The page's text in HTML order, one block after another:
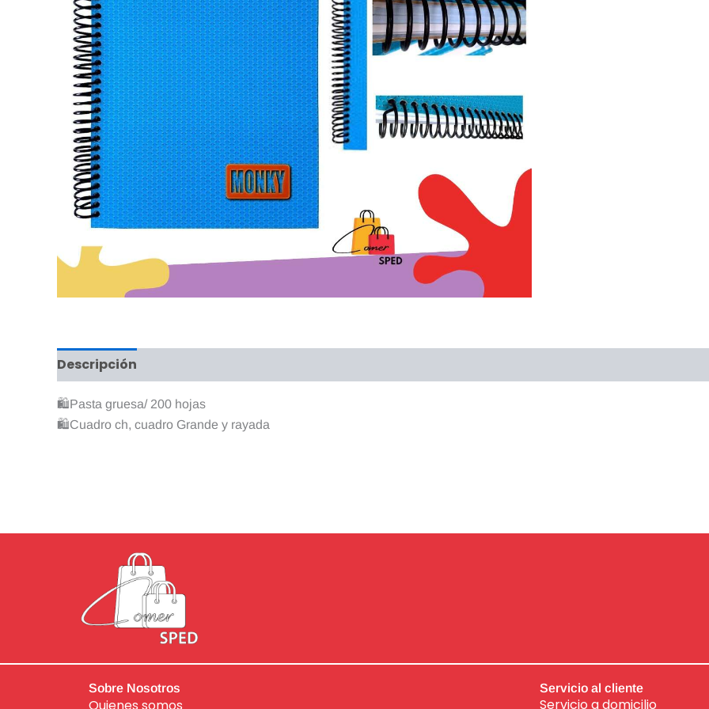
Descripción
🛍Pasta gruesa/ 200 hojas
🛍Cuadro ch, cuadro Grande y rayada
Sobre Nosotros Servicio al cliente
Servicio a domicilio